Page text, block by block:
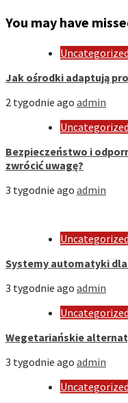
You may have
Uncategorized
Jak ośrodki adaptują
2 tygodnie ago admin
Uncategorized
Bezpieczeństwo i
zwrócić uwagę?
3 tygodnie ago admin
Uncategorized
Systemy automatyki dla
3 tygodnie ago admin
Uncategorized
Wegetariańskie
3 tygodnie ago admin
Uncategorized